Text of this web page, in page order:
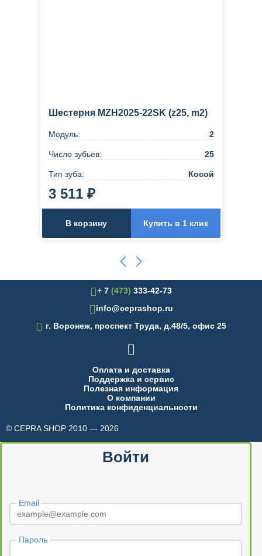
Шестерня MZH2025-22SK (z25, m2)
Модуль: 2
Число зубьев: 25
Тип зуба: Косой
3 511 ₽
В корзину Купить в 1 клик
+ 7 (473) 333-42-73
info@ceprashop.ru
 г. Воронеж, проспект Труда, д.48/5, офис 25

Оплата и доставка
Поддержка и сервис
Полезная информация
О компании
Политика конфиденциальности
© CEPRA SHOP 2010 — 2026
Войти
Email
Пароль